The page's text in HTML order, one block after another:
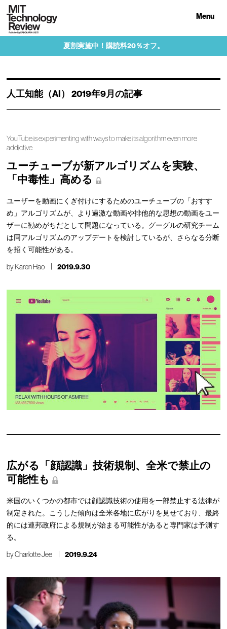
Menu
夏割実施中！購読料20％オフ。
人工知能（AI） 2019年9月の記事
YouTube is experimenting with ways to make its algorithm even more
addictive
ユーチューブが新アルゴリズムを実験、
「中毒性」高める
ユーザーを動画にくぎ付けにするためのユーチューブの「おすす
め」アルゴリズムが、より過激な動画や排他的な思想の動画をユー
ザーに勧めがちだとして問題になっている。グーグルの研究チーム
は同アルゴリズムのアップデートを検討しているが、さらなる分断
を招く可能性がある。
byKaren Hao 2019.9.30
広がる「顔認識」技術規制、全米で禁止の
可能性も
米国のいくつかの都市では顔認識技術の使用を一部禁止する法律が
制定された。こうした傾向は全米各地に広がりを見せており、最終
的には連邦政府による規制が始まる可能性があると専門家は予測す
る。
byCharlotte Jee 2019.9.24